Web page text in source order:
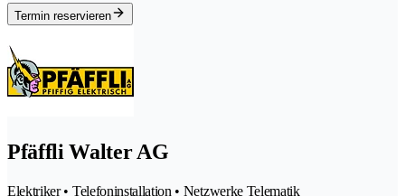
Termin reservieren
Pfäffli Walter AG
Elektriker • Telefoninstallation • Netzwerke Telematik